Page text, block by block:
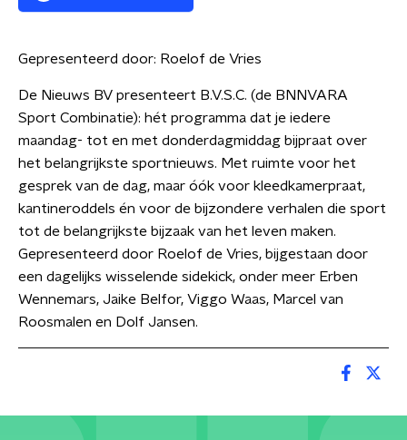
Gepresenteerd door: Roelof de Vries
De Nieuws BV presenteert B.V.S.C. (de BNNVARA
Sport Combinatie): hét programma dat je iedere
maandag- tot en met donderdagmiddag bijpraat over
het belangrijkste sportnieuws. Met ruimte voor het
gesprek van de dag, maar óók voor kleedkamerpraat,
kantineroddels én voor de bijzondere verhalen die sport
tot de belangrijkste bijzaak van het leven maken.
Gepresenteerd door Roelof de Vries, bijgestaan door
een dagelijks wisselende sidekick, onder meer Erben
Wennemars, Jaike Belfor, Viggo Waas, Marcel van
Roosmalen en Dolf Jansen.